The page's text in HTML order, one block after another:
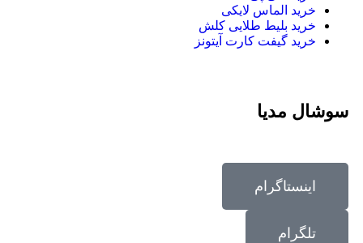
خرید الماس لایکی
خرید بلیط طلایی کلش
خرید گیفت کارت آیتونز
سوشال مدیا
اینستاگرام
تلگرام